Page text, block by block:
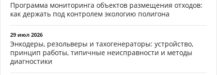
Программа мониторинга объектов размещения отходов:
как держать под контролем экологию полигона
29 июл 2026
Энкодеры, резольверы и тахогенераторы: устройство,
принцип работы, типичные неисправности и методы
диагностики